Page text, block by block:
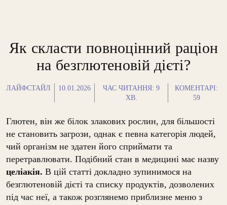
Як скласти повноцінний раціон
на безглютеновій дієті?
ЛАЙФСТАЙЛ 10.01.2026 ЧАС ЧИТАННЯ:9
ХВ.
КОМЕНТАРІ:
59
Глютен, він же білок злакових рослин, для більшості
не становить загрози, однак є певна категорія людей,
чий організм не здатен його сприймати та
перетравлювати. Подібний стан в медицині має назву
целіакія. В цій статті докладно зупинимося на
безглютеновій дієті та списку продуктів, дозволених
під час неї, а також розглянемо приблизне меню з